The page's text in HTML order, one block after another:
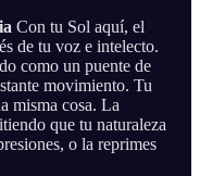
Con tu Sol aquí, el
de tu voz e intelecto.
como un puente de
movimiento. Tu
misma cosa. La
que tu naturaleza
o la reprimes